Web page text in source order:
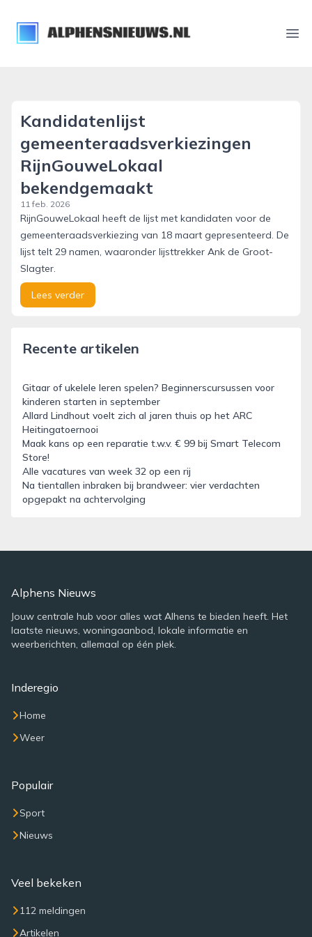
alphensnieuws.nl
Kandidatenlijst
gemeenteraadsverkiezingen
RijnGouweLokaal
bekendgemaakt
11 feb. 2026
RijnGouweLokaal heeft de lijst met kandidaten voor de
gemeenteraadsverkiezing van 18 maart gepresenteerd. De
lijst telt 29 namen, waaronder lijsttrekker Ank de Groot-
Slagter.
Lees verder
Recente artikelen
Gitaar of ukelele leren spelen? Beginnerscursussen voor
kinderen starten in september
Allard Lindhout voelt zich al jaren thuis op het ARC
Heitingatoernooi
Maak kans op een reparatie t.w.v. € 99 bij Smart Telecom
Store!
Alle vacatures van week 32 op een rij
Na tientallen inbraken bij brandweer: vier verdachten
opgepakt na achtervolging
Alphens Nieuws
Jouw centrale hub voor alles wat Alhens te bieden heeft. Het
laatste nieuws, woningaanbod, lokale informatie en
weerberichten, allemaal op één plek.
Inderegio
Home
Weer
Populair
Sport
Nieuws
Veel bekeken
112 meldingen
Artikelen